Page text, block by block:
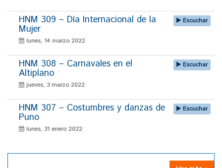
HNM 309 – Día Internacional de la
Mujer
lunes, 14 marzo 2022
Escuchar
HNM 308 – Carnavales en el
Altiplano
jueves, 3 marzo 2022
Escuchar
HNM 307 – Costumbres y danzas de
Puno
lunes, 31 enero 2022
Escuchar